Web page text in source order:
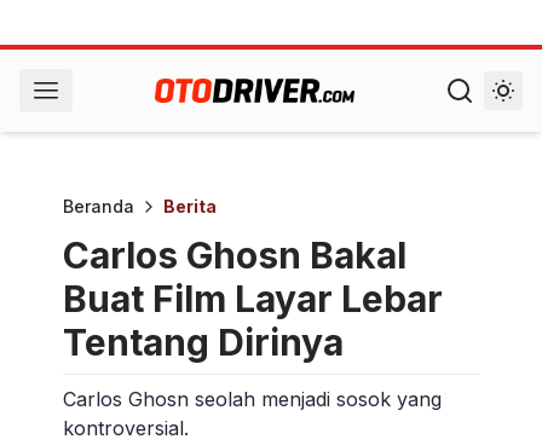
Beranda Berita
Carlos Ghosn Bakal
Buat Film Layar Lebar
Tentang Dirinya
Carlos Ghosn seolah menjadi sosok yang
kontroversial.